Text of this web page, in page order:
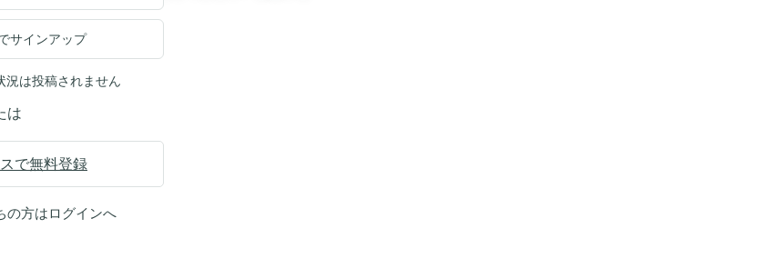
サインアップ
は投稿されません
は
で無料登録
の方はログインへ